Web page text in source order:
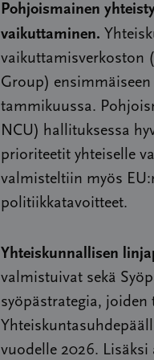
Pohjoismainen
vaikuttaminen.
vaikuttamisverkoston
Group)
tammikuussa.
NCU) hallituksessa
prioriteetit yhteiselle
valmisteltiin myös
politiikkatavoitteet.
Yhteiskunnallisen
valmistuivat sekä
syöpästrategia,
vuodelle 2026.